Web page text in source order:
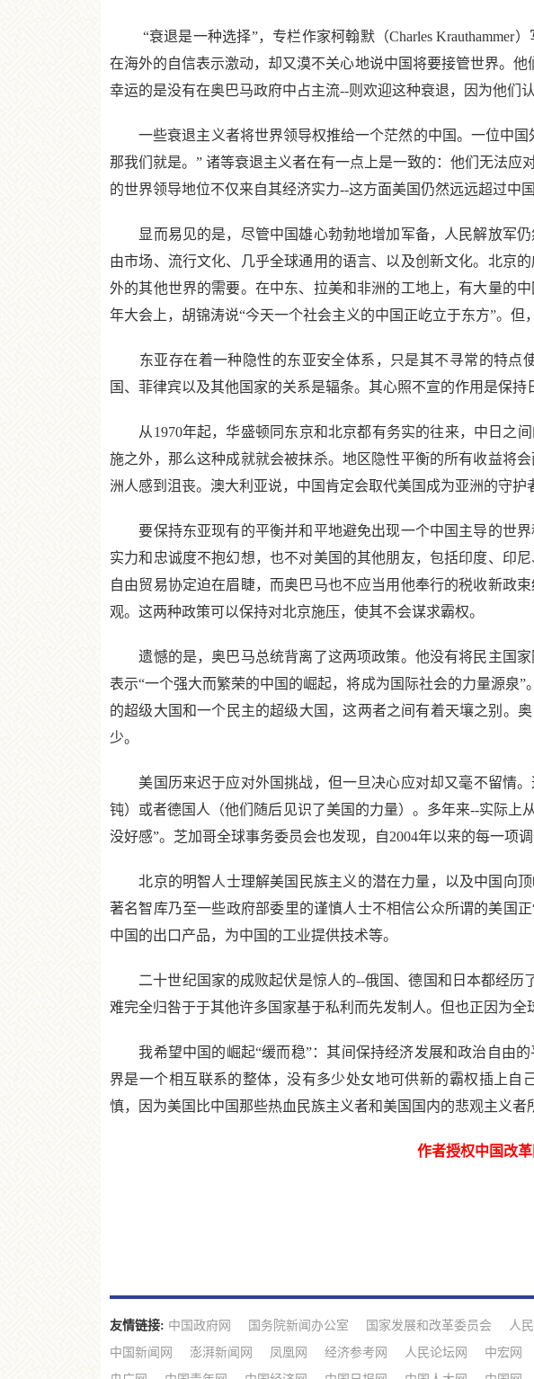
“衰退是一种选择”，专栏作家柯翰默（Charles Krauthammer
在海外的自信表示激动，却又漠不关心地说中国将要接管世界。
幸运的是没有在奥巴马政府中占主流--则欢迎这种衰退，因为他们
一些衰退主义者将世界领导权推给一个茫然的中国。一位中国
那我们就是。” 诸等衰退主义者在有一点上是一致的：他们无法
的世界领导地位不仅来自其经济实力--这方面美国仍然远远超过中
显而易见的是，尽管中国雄心勃勃地增加军备，人民解放军仍
由市场、流行文化、几乎全球通用的语言、以及创新文化。北京
外的其他世界的需要。在中东、拉美和非洲的工地上，有大量的
年大会上，胡锦涛说“今天一个社会主义的中国正屹立于东方”。但
东亚存在着一种隐性的东亚安全体系，只是其不寻常的特点
国、菲律宾以及其他国家的关系是辐条。其心照不宣的作用是保持
从1970年起，华盛顿同东京和北京都有务实的往来，中日之间
施之外，那么这种成就就会被抹杀。地区隐性平衡的所有收益将
洲人感到沮丧。澳大利亚说，中国肯定会取代美国成为亚洲的守护
要保持东亚现有的平衡并和平地避免出现一个中国主导的世界
实力和忠诚度不抱幻想，也不对美国的其他朋友，包括印度、印
自由贸易协定迫在眉睫，而奥巴马也不应当用他奉行的税收新政
观。这两种政策可以保持对北京施压，使其不会谋求霸权。
遗憾的是，奥巴马总统背离了这两项政策。他没有将民主国家
表示“一个强大而繁荣的中国的崛起，将成为国际社会的力量源泉
的超级大国和一个民主的超级大国，这两者之间有着天壤之别。
少。
美国历来迟于应对外国挑战，但一旦决心应对却又毫不留情。
钝）或者德国人（他们随后见识了美国的力量）。多年来--实际上
没好感”。芝加哥全球事务委员会也发现，自2004年以来的每一项
北京的明智人士理解美国民族主义的潜在力量，以及中国向顶
著名智库乃至一些政府部委里的谨慎人士不相信公众所谓的美国
中国的出口产品，为中国的工业提供技术等。
二十世纪国家的成败起伏是惊人的--俄国、德国和日本都经历
难完全归咎于于其他许多国家基于私利而先发制人。但也正因为
我希望中国的崛起“缓而稳”：其间保持经济发展和政治自由的
界是一个相互联系的整体，没有多少处女地可供新的霸权插上
慎，因为美国比中国那些热血民族主义者和美国国内的悲观主义者
作者授权中国改
友情链接: 中国政府网 国务院新闻办公室 国家发展和改革委员会 人
中国新闻网
澎湃新闻网 凤凰网 经济参考网 人民论坛网 中宏网